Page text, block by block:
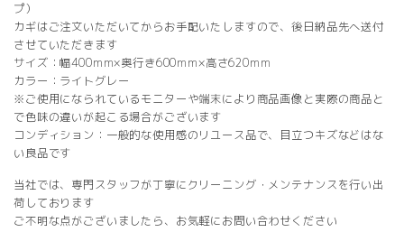
プ）
カギはご注文いただいてからお手配いたしますので、後日納品先へ送付
させていただきます
サイズ：幅400mm×奥行き600mm×高さ620mm
カラー：ライトグレー
※ご使用になられているモニターや端末により商品画像と実際の商品と
で色味の違いが起こる場合がございます
コンディション：一般的な使用感のリユース品で、目立つキズなどはな
い良品です
当社では、専門スタッフが丁寧にクリーニング・メンテナンスを行い出
荷しております
ご不明な点がございましたら、お気軽にお問い合わせください